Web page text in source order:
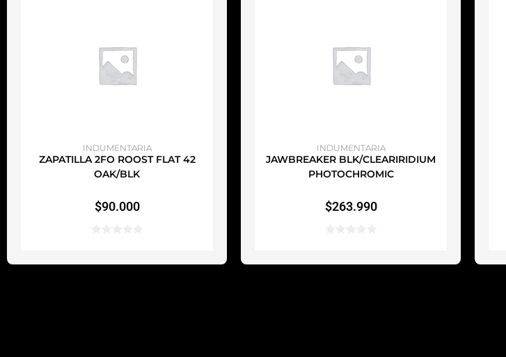
AÑADIR AL CARRITO
INDUMENTARIA
ZAPATILLA 2FO ROOST FLAT 42
OAK/BLK
$90.000
AÑADIR AL CARRITO
INDUMENTARIA
JAWBREAKER BLK/CLEARIRIDIUM
PHOTOCHROMIC
$263.990